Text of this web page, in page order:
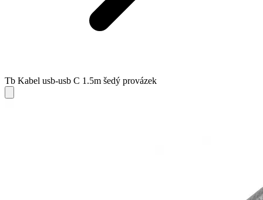
Tb Kabel usb-usb C 1.5m šedý provázek